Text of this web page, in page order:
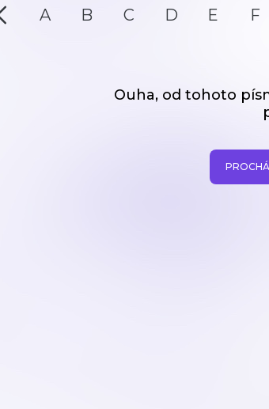
A B C D E F
Ouha, od tohoto